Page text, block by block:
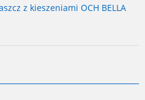
z kieszeniami OCH BELLA